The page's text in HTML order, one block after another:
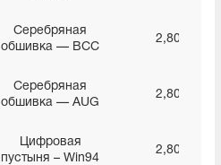
Серебряная
обшивка — ВСС
2,80%
Серебряная
обшивка — AUG
2,80%
Цифровая
пустыня – Win94
2,80%